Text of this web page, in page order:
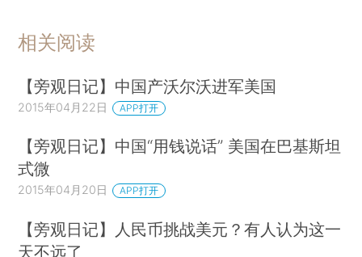
相关阅读
【旁观日记】中国产沃尔沃进军美国
2015年04月22日 APP打开
【旁观日记】中国“用钱说话” 美国在巴基斯坦
式微
2015年04月20日 APP打开
【旁观日记】人民币挑战美元？有人认为这一
天不远了